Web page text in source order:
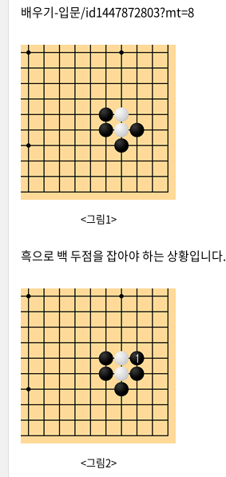
배우기-입문/id1447872803?mt=8
<그림1>
흑으로 백 두점을 잡아야 하는 상황입니다.
<그림2>